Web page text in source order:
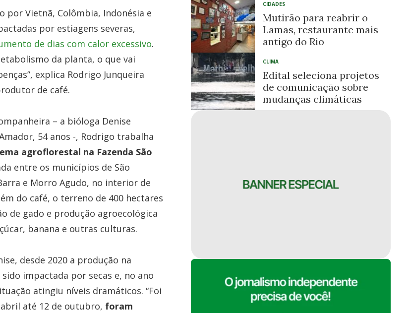
por Vietnã, Colômbia, Indonésia e
por estiagens severas,
de dias com calor excessivo.
da planta, o que vai
explica Rodrigo Junqueira
de café.
– a bióloga Denise
54 anos -, Rodrigo trabalha
agroflorestal na Fazenda São
entre os municípios de São
e Morro Agudo, no interior de
do café, o terreno de 400 hectares
de gado e produção agroecológica
banana e outras culturas.
desde 2020 a produção na
impactada por secas e, no ano
atingiu níveis dramáticos. “Foi
até 12 de outubro, foram
CIDADES
Mutirão para reabrir o
Lamas, restaurante mais
antigo do Rio
CLIMA
Edital seleciona projetos
de comunicação sobre
mudanças climáticas